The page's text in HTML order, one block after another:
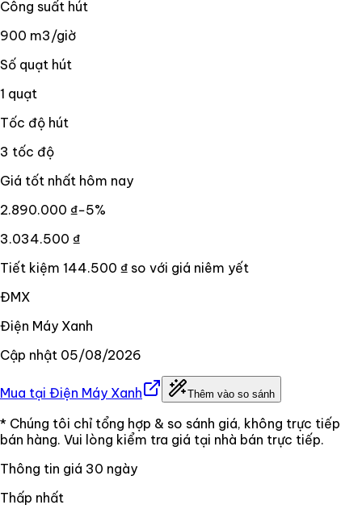
Công suất hút
900 m3/giờ
Số quạt hút
1 quạt
Tốc độ hút
3 tốc độ
Giá tốt nhất hôm nay
2.890.000 ₫−5%
3.034.500 ₫
Tiết kiệm 144.500 ₫ so với giá niêm yết
ĐMX
Điện Máy Xanh
Cập nhật 05/08/2026
Mua tại Điện Máy Xanh Thêm vào so sánh
* Chúng tôi chỉ tổng hợp & so sánh giá, không trực tiếp
bán hàng. Vui lòng kiểm tra giá tại nhà bán trực tiếp.
Thông tin giá 30 ngày
Thấp nhất